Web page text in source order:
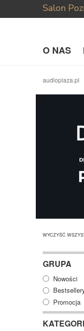
Salon
O NAS
audioplaza.pl
WYCZYŚĆ
GRUPA
Nowości
Promocja